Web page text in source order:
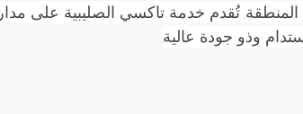
تُقدم خدمة تاكسي الصليبية على مدار
وذو جودة عالية.